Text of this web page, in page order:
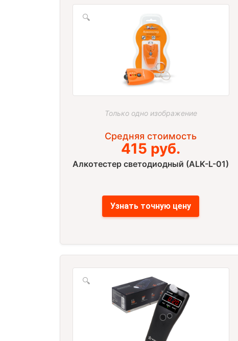
🔍
Только одно изображение
Средняя стоимость
415 руб.
Алкотестер cветодиодный (ALK-L-01)
Узнать точную цену
🔍